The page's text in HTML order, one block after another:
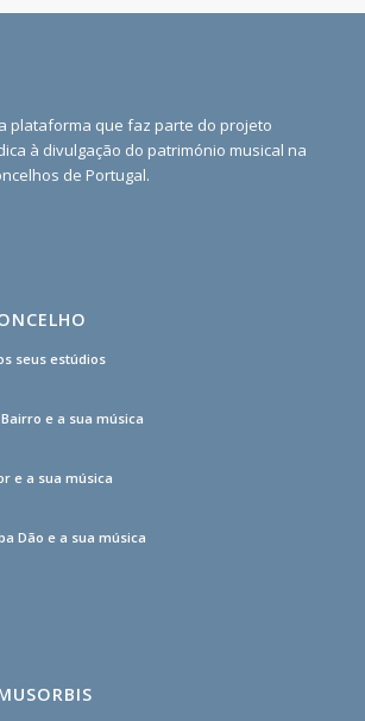
plataforma que faz parte do projeto
à divulgação do património musical na
de Portugal.
seus estúdios
e a sua música
e a sua música
Dão e a sua música